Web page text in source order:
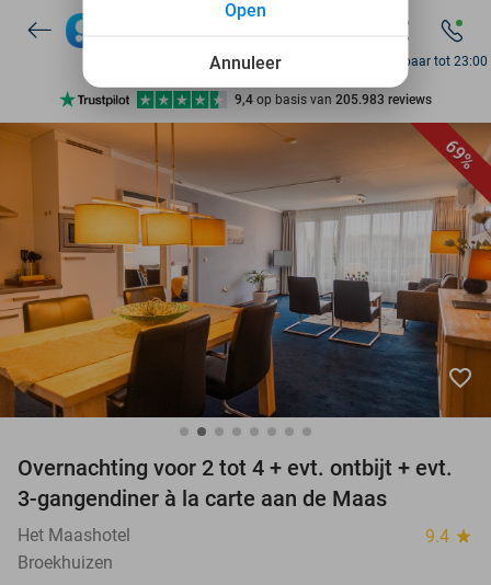
7 dagen per week beschikbaar
10+ miljoen leden
9,4 op basis van 205.983 reviews
7 dagen per week beschikbaar
10+ miljoen leden
Bereikbaar tot 23:00
69%
favorite_border
Overnachting voor 2 tot 4 + evt. ontbijt + evt.
3-gangendiner à la carte aan de Maas
Het Maashotel 9.4 star
Broekhuizen
Annuleer
Open